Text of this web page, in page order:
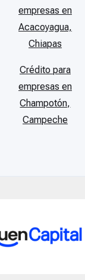
empresas en
Acacoyagua,
Chiapas
Crédito para
empresas en
Champotón,
Campeche